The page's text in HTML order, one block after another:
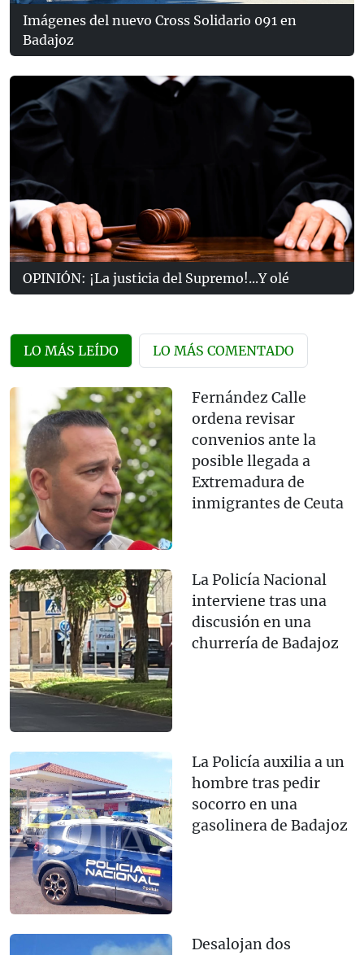
Imágenes del nuevo Cross Solidario 091 en
Badajoz
OPINIÓN: ¡La justicia del Supremo!...Y olé
LO MÁS LEÍDO LO MÁS COMENTADO
Fernández Calle
ordena revisar
convenios ante la
posible llegada a
Extremadura de
inmigrantes de Ceuta
La Policía Nacional
interviene tras una
discusión en una
churrería de Badajoz
La Policía auxilia a un
hombre tras pedir
socorro en una
gasolinera de Badajoz
Desalojan dos